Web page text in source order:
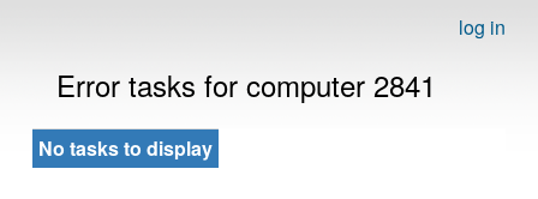
log in
Error tasks for computer 2841
No tasks to display